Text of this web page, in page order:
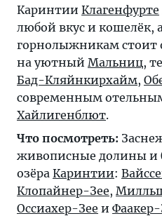
Каринтии Клагенфурте
любой вкус и кошелёк,
горнолыжникам стоит
на уютный Мальниц,
Бад-Кляйнкирхайм,
современным
Хайлигенблют.
Что посмотреть:
живописные долины и
озёра Каринтии:
Клопайнер-Зее,
Оссиахер-Зее и Фаакер-